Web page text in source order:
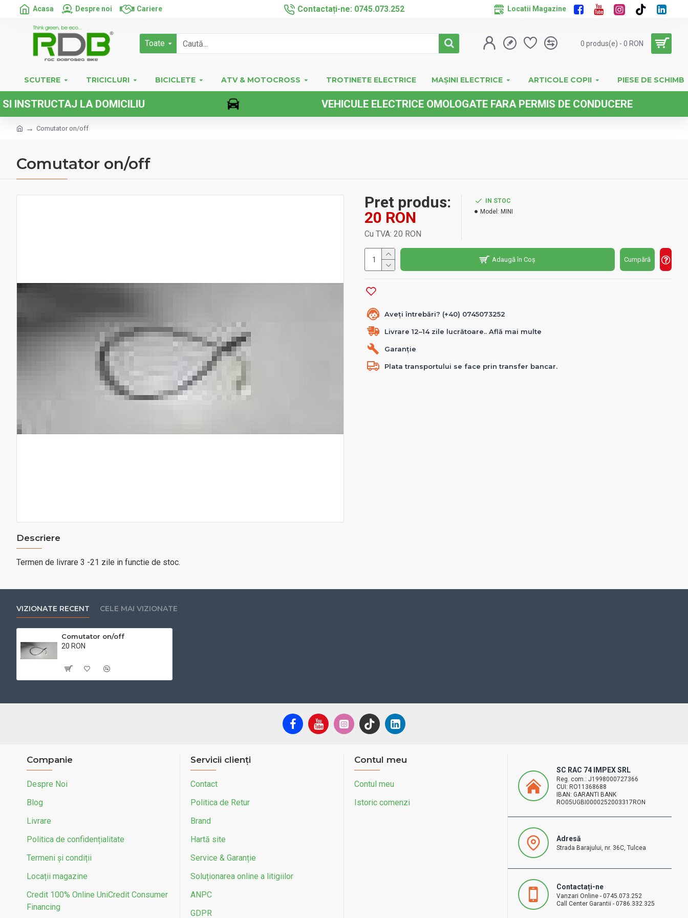
Acasa Despre noi Cariere Contactați-ne: 0745.073.252 Locatii Magazine
Toate 0 produs(e) - 0 RON
SCUTERE TRICICLURI BICICLETE ATV & MOTOCROSS TROTINETE ELECTRICE MAȘINI ELECTRICE ARTICOLE COPII PIESE DE SCHIMB
LA DOMICILIU VEHICULE ELECTRICE OMOLOGATE FARA PERMIS DE CONDUCERE
Comutator on/off
Comutator on/off
Descriere
Termen de livrare 3 -21 zile in functie de stoc.
Pret produs:
20 RON
Cu TVA: 20 RON
IN STOC
Model: MINI
Adaugă în Coș Cumpără
Aveți întrebări? (+40) 0745073252
Livrare 12–14 zile lucrătoare.. Află mai multe
Garanție
Plata transportului se face prin transfer bancar.
VIZIONATE RECENT CELE MAI VIZIONATE
Comutator on/off
20 RON
Companie
Despre Noi
Blog
Livrare
Politica de confidențialitate
Termeni și condiții
Locații magazine
Credit 100% Online UniCredit Consumer
Financing
Servicii clienți
Contact
Politica de Retur
Brand
Hartă site
Service & Garanție
Soluționarea online a litigiilor
ANPC
GDPR
Contul meu
Contul meu
Istoric comenzi
SC RAC 74 IMPEX SRL
Reg. com.: J1998000727366
CUI: RO11368688
IBAN: GARANTI BANK
RO05UGBI0000252003317RON
Adresă
Strada Barajului, nr. 36C, Tulcea
Contactați-ne
Vanzari Online - 0745.073.252
Call Center Garantii - 0786.332.325